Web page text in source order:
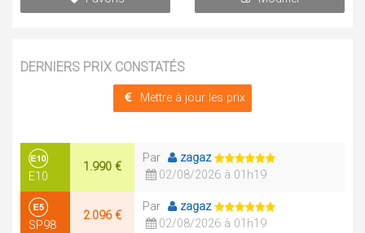
DERNIERS PRIX CONSTATÉS
Mettre à jour les prix
E10
1.990 €
Par
zagaz
02/08/2026 à 01h19
SP98
2.096 €
Par
zagaz
02/08/2026 à 01h19